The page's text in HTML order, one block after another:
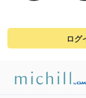
ログ